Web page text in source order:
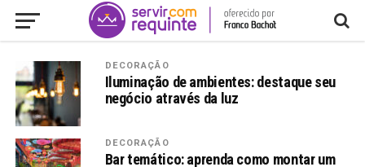
DECORAÇÃO
Iluminação de ambientes: destaque seu
negócio através da luz
DECORAÇÃO
Bar temático: aprenda como montar um